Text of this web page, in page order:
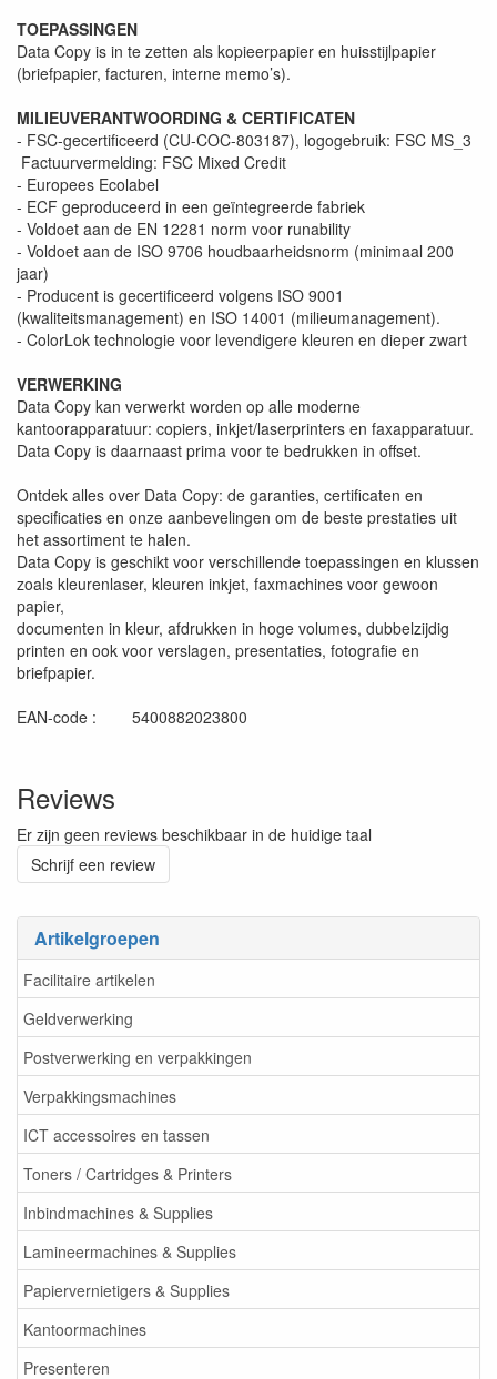
Artikelgroepen
Facilitaire artikelen
Geldverwerking
Postverwerking en verpakkingen
Verpakkingsmachines
ICT accessoires en tassen
Toners / Cartridges & Printers
Inbindmachines & Supplies
Lamineermachines & Supplies
Papiervernietigers & Supplies
Kantoormachines
Presenteren
TOEPASSINGEN
Data Copy is in te zetten als kopieerpapier en huisstijlpapier
(briefpapier, facturen, interne memo’s).
MILIEUVERANTWOORDING & CERTIFICATEN
- FSC-gecertificeerd (CU-COC-803187), logogebruik: FSC MS_3
Factuurvermelding: FSC Mixed Credit
- Europees Ecolabel
- ECF geproduceerd in een geïntegreerde fabriek
- Voldoet aan de EN 12281 norm voor runability
- Voldoet aan de ISO 9706 houdbaarheidsnorm (minimaal 200
jaar)
- Producent is gecertificeerd volgens ISO 9001
(kwaliteitsmanagement) en ISO 14001 (milieumanagement).
- ColorLok technologie voor levendigere kleuren en dieper zwart
VERWERKING
Data Copy kan verwerkt worden op alle moderne
kantoorapparatuur: copiers, inkjet/laserprinters en faxapparatuur.
Data Copy is daarnaast prima voor te bedrukken in offset.
Ontdek alles over Data Copy: de garanties, certificaten en
specificaties en onze aanbevelingen om de beste prestaties uit
het assortiment te halen.
Data Copy is geschikt voor verschillende toepassingen en klussen
zoals kleurenlaser, kleuren inkjet, faxmachines voor gewoon
papier,
documenten in kleur, afdrukken in hoge volumes, dubbelzijdig
printen en ook voor verslagen, presentaties, fotografie en
briefpapier.
EAN-code : 5400882023800
Reviews
Er zijn geen reviews beschikbaar in de huidige taal
Schrijf een review